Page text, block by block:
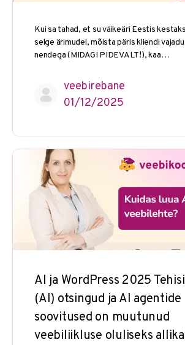
Kui sa tahad, et su väikeäri Eestis
selge ärimudel, mõista päris kliendi
nendega (MIDAGI PIDEVALT!), kaa…
veebirebane
01/12/2025
AI ja WordPress 2025
(AI) otsingud ja AI agentide
soovitused on muutunud
veebiliikluse oluliseks